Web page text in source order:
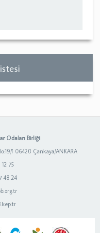
Odaları Birliği
1 06420 Çankaya/ANKARA
75
48 24